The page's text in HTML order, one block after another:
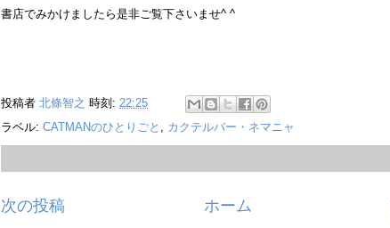
書店でみかけましたら是非ご覧下さいませ^ ^
投稿者 北條智之 時刻: 22:25
ラベル: CATMANのひとりごと カクテルバー・ネマニャ
次の投稿 ホーム